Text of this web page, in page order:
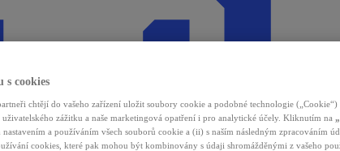
s cookies
chtějí do vašeho zařízení uložit soubory cookie a podobné technologie („Cookie“)
uživatelského zážitku a naše marketingová opatření i pro analytické účely. Kliknutím na
nastavením a používáním všech souborů cookie a (ii) s naším následným zpracováním
cookies, které pak mohou být kombinovány s údaji shromážděnými z vašeho